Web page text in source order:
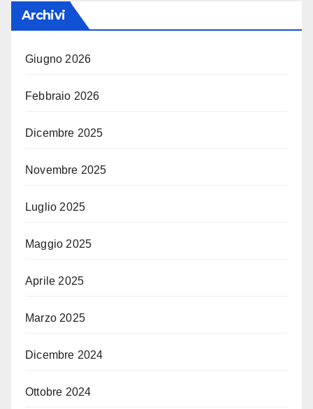
Archivi
Giugno 2026
Febbraio 2026
Dicembre 2025
Novembre 2025
Luglio 2025
Maggio 2025
Aprile 2025
Marzo 2025
Dicembre 2024
Ottobre 2024